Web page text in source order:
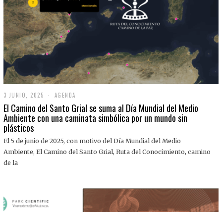
3 JUNIO, 2025
J
U
N
,
0
AGENDA
El Camino del Santo Grial se suma al Día Mundial del Medio
Ambiente con una caminata simbólica por un mundo sin
plásticos
El 5 de junio de 2025, con motivo del Día Mundial del Medio
Ambiente, El Camino del Santo Grial, Ruta del Conocimiento, camino
de la